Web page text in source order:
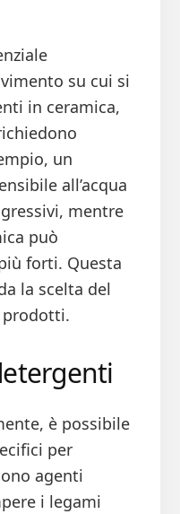
su cui si
in ceramica,
un
all’acqua
mentre
può
forti. Questa
la scelta del
prodotti.
è possibile
per
agenti
i legami